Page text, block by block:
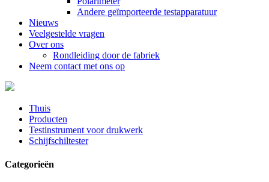
Andere geïmporteerde testapparatuur
Nieuws
Veelgestelde vragen
Over ons
Rondleiding door de fabriek
Neem contact met ons op
Thuis
Producten
Testinstrument voor drukwerk
Schijfschiltester
Categorieën